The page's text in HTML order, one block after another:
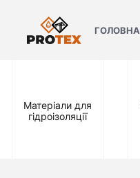
ГОЛОВНА
Матеріали для
гідроізоляції